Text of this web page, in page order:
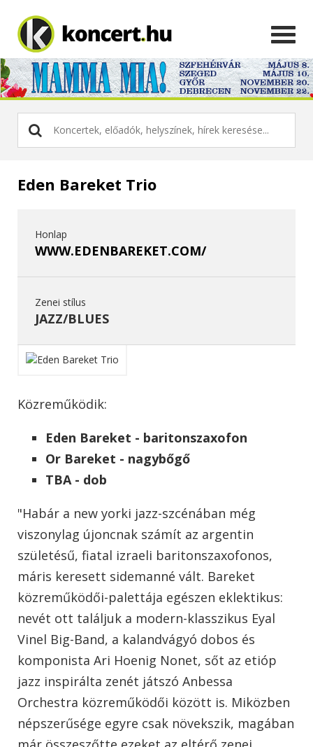
Eden Bareket Trio
Honlap
WWW.EDENBAREKET.COM/
Zenei stílus
JAZZ/BLUES
Közreműködik:
Eden Bareket - baritonszaxofon
Or Bareket - nagybőgő
TBA - dob
"Habár a new yorki jazz-szcénában még
viszonylag újoncnak számít az argentin
születésű, fiatal izraeli baritonszaxofonos,
máris keresett sidemanné vált. Bareket
közreműködői-palettája egészen eklektikus:
nevét ott találjuk a modern-klasszikus Eyal
Vinel Big-Band, a kalandvágyó dobos és
komponista Ari Hoenig Nonet, sőt az etióp
jazz inspirálta zenét játszó Anbessa
Orchestra közreműködői között is. Miközben
népszerűsége egyre csak növekszik, magában